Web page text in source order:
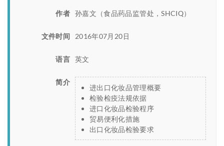
作者 孙嘉文（食品药品监管处，SHCIQ）
文件时间 2016年07月20日
语言 英文
简介
进出口化妆品管理概要
检验检疫法规依据
进口化妆品检验程序
贸易便利化措施
出口化妆品检验要求